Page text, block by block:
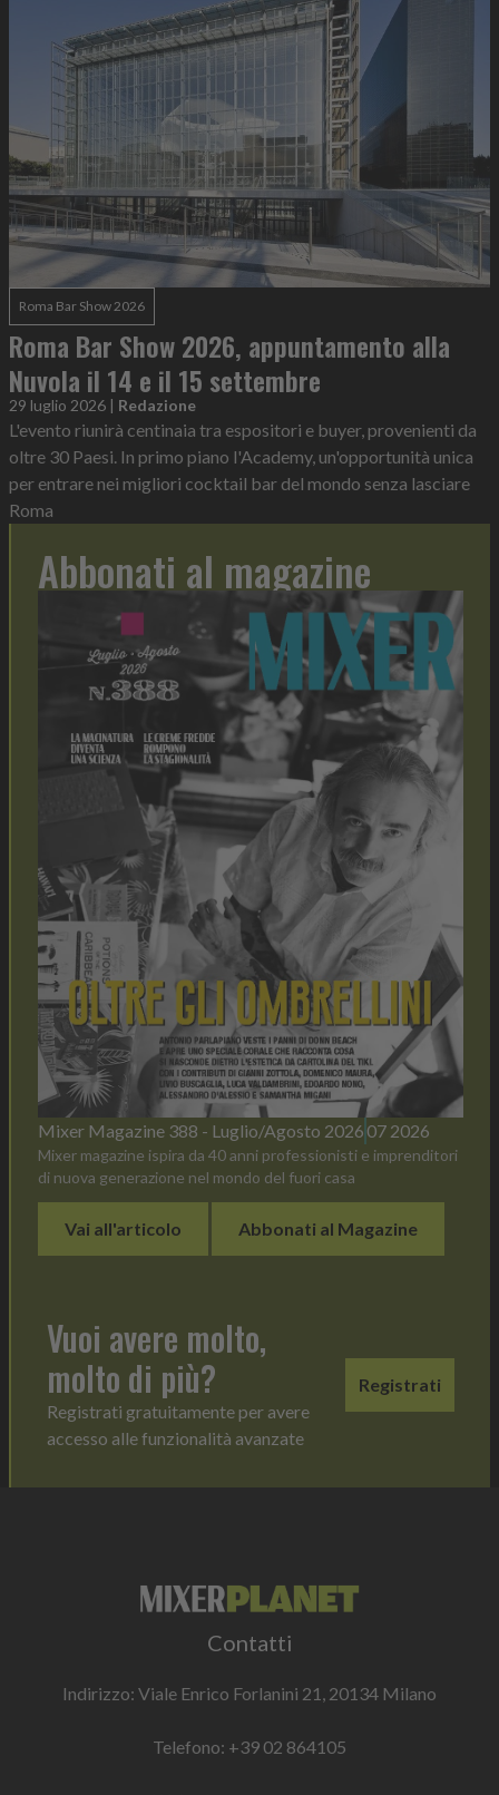
Roma Bar Show 2026
Roma Bar Show 2026, appuntamento alla
Nuvola il 14 e il 15 settembre
29 luglio 2026 | Redazione
L'evento riunirà centinaia tra espositori e buyer, provenienti da
oltre 30 Paesi. In primo piano l'Academy, un'opportunità unica
per entrare nei migliori cocktail bar del mondo senza lasciare
Roma
Abbonati al magazine
Mixer Magazine 388 - Luglio/Agosto 2026 07 2026
Mixer magazine ispira da 40 anni professionisti e imprenditori
di nuova generazione nel mondo del fuori casa
Vai all'articolo Abbonati al Magazine
Vuoi avere molto,
molto di più?
Registrati gratuitamente per avere
accesso alle funzionalità avanzate
Registrati
Contatti
Indirizzo: Viale Enrico Forlanini 21, 20134 Milano
Telefono: +39 02 864105